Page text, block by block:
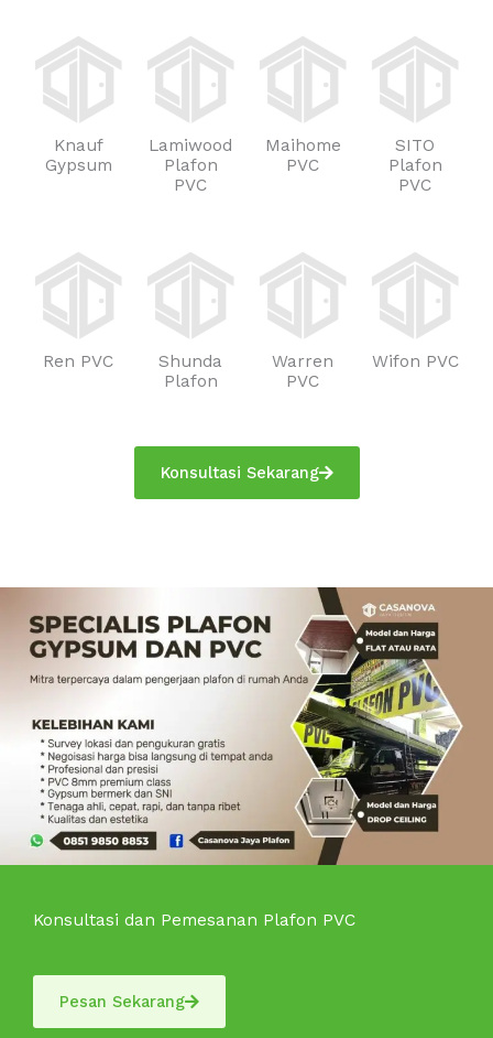
Knauf
Gypsum
Lamiwood
Plafon
PVC
Maihome
PVC
SITO
Plafon
PVC
Ren PVC
Shunda
Plafon
Warren
PVC
Wifon PVC
Konsultasi Sekarang
Konsultasi dan Pemesanan Plafon PVC
Pesan Sekarang